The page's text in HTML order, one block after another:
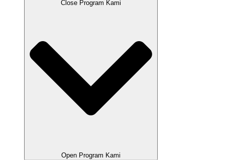
Close Program Kami
Open Program Kami